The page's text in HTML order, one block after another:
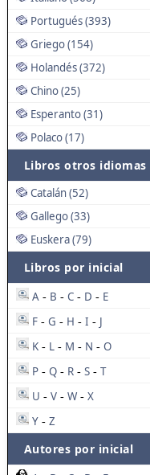
Portugués (393)
Griego (154)
Holandés (372)
Chino (25)
Esperanto (31)
Polaco (17)
Libros otros idiomas
Catalán (52)
Gallego (33)
Euskera (79)
Libros por inicial
A - B - C - D - E
F - G - H - I - J
K - L - M - N - O
P - Q - R - S - T
U - V - W - X
Y - Z
Autores por inicial